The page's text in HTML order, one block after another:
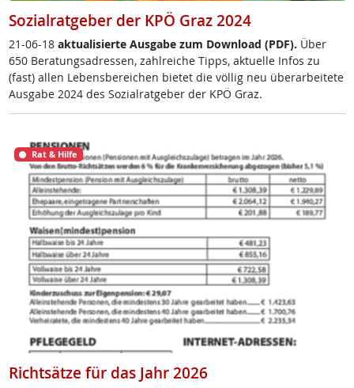
Sozialratgeber der KPÖ Graz 2024
21-06-18 ak­tua­li­sier­te Aus­ga­be zum Down­load (PDF). Über
650 Be­ra­tungsadres­sen, zahl­rei­che Tipps, ak­tu­el­le In­fos zu
(fast) al­len Le­bens­be­rei­chen bie­tet die völ­lig neu über­ar­bei­te­te
Aus­ga­be 2024 des So­zial­rat­ge­ber der KPÖ Graz.
Rat & Hilfe
Richtsätze für das Jahr 2026